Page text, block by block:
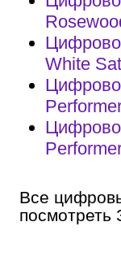
White
Все